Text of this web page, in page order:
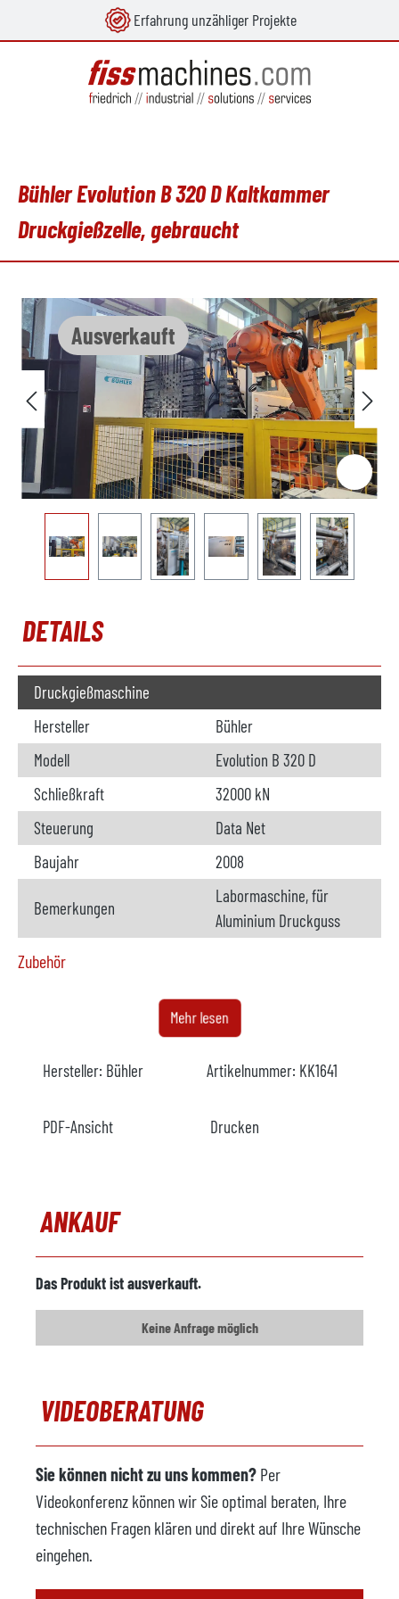
Erfahrung unzähliger Projekte
Bühler Evolution B 320 D Kaltkammer
Druckgießzelle, gebraucht
Ausverkauft
Bildergalerie überspringen
DETAILS
Druckgießmaschine
Hersteller
Bühler
Modell
Evolution B 320 D
Schließkraft
32000 kN
Steuerung
Data Net
Baujahr
2008
Bemerkungen
Labormaschine, für
Aluminium Druckguss
Zubehör
verfügbar
Modell
MDF 500
Baujahr
2008
Sprühmachine
Hersteller
Acheson
Modell
2008
Hersteller
Modell
IRB 6640 Foundry Plus
Steuerung
IRC5 M2004
Traglast
185 kg
Mehr lesen
Hersteller: Bühler Artikelnummer: KK1641
PDF-Ansicht Drucken
ANKAUF
Das Produkt ist ausverkauft.
Keine Anfrage möglich
VIDEOBERATUNG
Sie können nicht zu uns kommen? Per
Videokonferenz können wir Sie optimal beraten, Ihre
technischen Fragen klären und direkt auf Ihre Wünsche
eingehen.